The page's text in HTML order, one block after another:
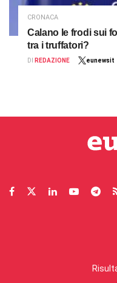
CRONACA
Calano le frodi sui
tra i truffatori?
DI REDAZIONE eunewsit